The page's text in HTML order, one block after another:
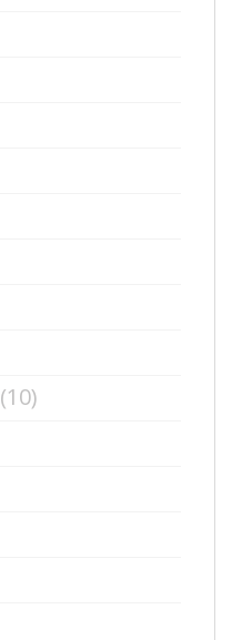
(10)